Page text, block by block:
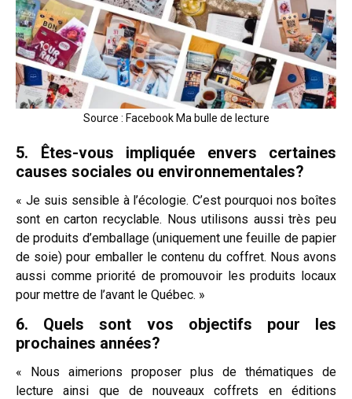
Source : Facebook Ma bulle de lecture
5. Êtes-vous impliquée envers certaines
causes sociales ou environnementales?
« Je suis sensible à l’écologie. C’est pourquoi nos boîtes
sont en carton recyclable. Nous utilisons aussi très peu
de produits d’emballage (uniquement une feuille de papier
de soie) pour emballer le contenu du coffret. Nous avons
aussi comme priorité de promouvoir les produits locaux
pour mettre de l’avant le Québec. »
6. Quels sont vos objectifs pour les
prochaines années?
« Nous aimerions proposer plus de thématiques de
lecture ainsi que de nouveaux coffrets en éditions